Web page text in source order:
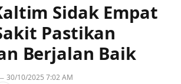
Sidak Empat
Pastikan
Berjalan Baik
30/10/2025 7:02 AM